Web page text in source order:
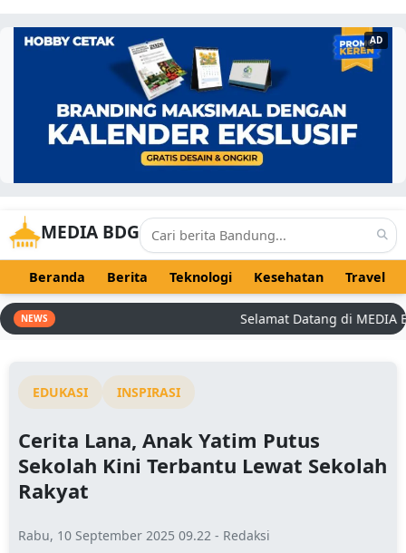
AD
MEDIA BDG
Beranda Berita Teknologi Kesehatan Travel
NEWS Selamat Datang di MEDIA
EDUKASI INSPIRASI
Cerita Lana, Anak Yatim Putus
Sekolah Kini Terbantu Lewat Sekolah
Rakyat
Rabu, 10 September 2025 09.22 - Redaksi